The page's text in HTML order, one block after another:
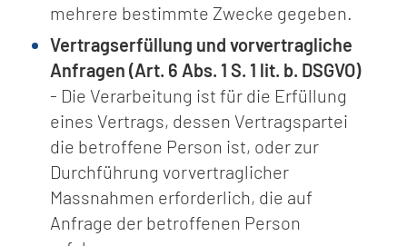
mehrere bestimmte Zwecke gegeben.
Vertragserfüllung und vorvertragliche
Anfragen (Art. 6 Abs. 1 S. 1 lit. b. DSGVO)
- Die Verarbeitung ist für die Erfüllung
eines Vertrags, dessen Vertragspartei
die betroffene Person ist, oder zur
Durchführung vorvertraglicher
Massnahmen erforderlich, die auf
Anfrage der betroffenen Person